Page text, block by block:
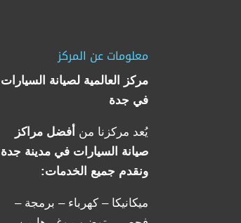
معلومات عن المركز
مركز العالمية لصيانة السيارات
في جدة
يُعد مركزنا من أفضل مراكز
صيانة السيارات في مدينة جدة
ونقدم جميع الخدمات:
ميكانيكا – كهرباء – برمجة –